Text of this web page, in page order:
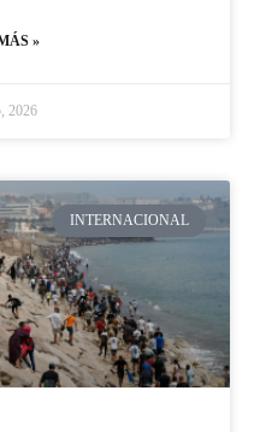
»
2026
INTERNACIONAL